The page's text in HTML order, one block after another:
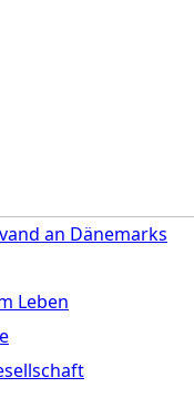
an Dänemarks
Leben